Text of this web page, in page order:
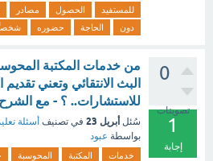
للمستفيد
الحصول مصادر
دون
الحاجة حضوره
0
تصويتات
1
إجابة
من خدمات المكتبة
البث الانتقائي وتعني تقديم
للاستشارات.. ؟ - مع الشرح
سُئل أبريل 23 في تصنيف أسئلة
بواسطة عبود
خدمات المكتبة المحوسبة